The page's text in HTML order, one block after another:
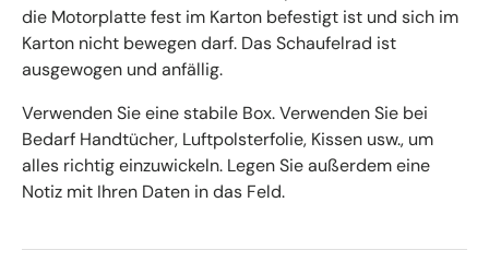
die Motorplatte fest im Karton befestigt ist und sich im
Karton nicht bewegen darf. Das Schaufelrad ist
ausgewogen und anfällig.
Verwenden Sie eine stabile Box. Verwenden Sie bei
Bedarf Handtücher, Luftpolsterfolie, Kissen usw., um
alles richtig einzuwickeln. Legen Sie außerdem eine
Notiz mit Ihren Daten in das Feld.